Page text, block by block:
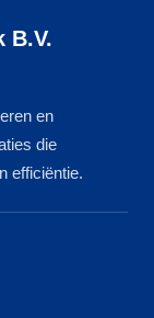
B.V.
en
die
efficiëntie.